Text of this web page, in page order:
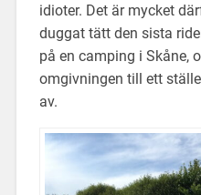
idioter. Det är mycket
duggat tätt den sista
på en camping i Skåne,
omgivningen till ett
av.